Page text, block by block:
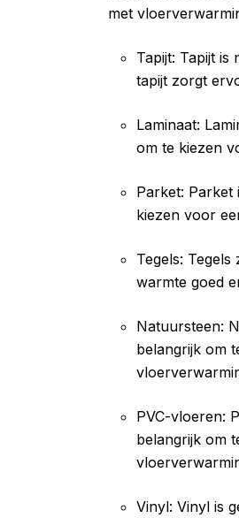
met
Tapijt: Tapijt
tapijt zorgt
Laminaat:
om te kiezen
Parket:
kiezen voor
Tegels:
warmte goed
Natuursteen:
belangrijk om
PVC-vloeren:
belangrijk om
Vinyl: Vinyl is